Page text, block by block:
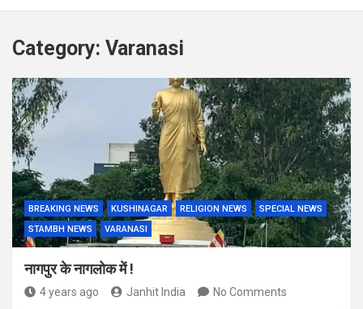
Category: Varanasi
BREAKING NEWS KUSHINAGAR RELIGION NEWS
SPECIAL NEWS
STAMBH NEWS
VARANASI
नागपुर के नागलोक में !
4 years ago Janhit India No Comments